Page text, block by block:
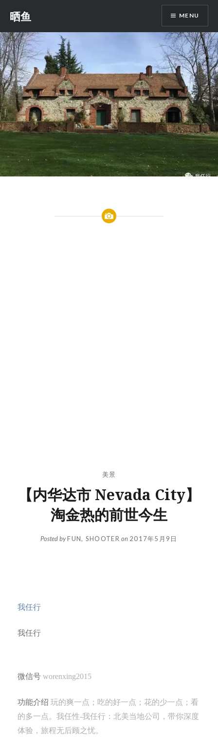
content
晒鱼 MENU
美景
【内华达市 Nevada City】
淘金热的前世今生
Posted byFUN, SHOOTER on 2017年5月9日
我任行
我任行
微信号 worenxing2015
功能介绍 玩的爽一点；吃的好一点；花的少一点；看
的多一点。我任性-我任行：北美当地公司，带你深度
体验，旅程无后顾之忧。